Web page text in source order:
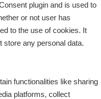
plugin and is used to
or not user has
to the use of cookies. It
store any personal data.
functionalities like sharing
platforms, collect